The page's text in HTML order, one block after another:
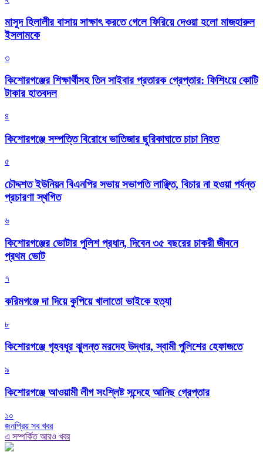
মাসুদ হিলালীর বাসায় সাক্ষাৎ করতে গেলে ফিরিয়ে দেওয়া হলো মাজহারুল
ইসলামকে
৩
কিশোরগঞ্জের শিক্ষার্থীসহ তিন সাইবার প্রতারক গ্রেপ্তার: ফিশিংয়ে কোটি
টাকার হাতবদল
৪
কিশোরগঞ্জে সম্পত্তি বিরোধে ভাতিজার ছুরিকাঘাতে চাচা নিহত
৫
চৌদ্দশত ইউনিয়ন বিএনপির সভায় সভাপতি লাঞ্ছিত, বিচার না হওয়া পর্যন্ত
প্রচারণা স্থগিত
৬
কিশোরগঞ্জের ভোটার পুলিশ প্রধান, দিবেন ৩৫ বছরের চাকরী জীবনে
প্রথম ভোট
৭
করিমগঞ্জে দা দিয়ে কুপিয়ে খালাতো ভাইকে হত্যা
৮
কিশোরগঞ্জে গৃহবধূর ঝুলন্ত মরদেহ উদ্ধার, স্বামী পুলিশের হেফাজতে
৯
কিশোরগঞ্জে আওয়ামী লীগ সংশ্লিষ্ট সন্দেহে আনিছ গ্রেপ্তার
১০
জনপ্রিয় সব খবর
এ সম্পর্কিত আরও খবর